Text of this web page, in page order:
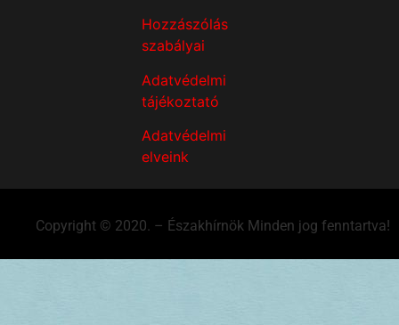
Hozzászólás
szabályai
Adatvédelmi
tájékoztató
Adatvédelmi
elveink
Copyright © 2020. – Északhírnök Minden jog fenntartva!